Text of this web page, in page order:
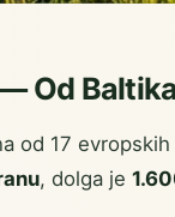
Od
od 17
, dolga je